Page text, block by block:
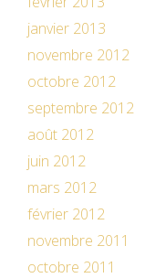
janvier 2013
novembre 2012
octobre 2012
septembre 2012
août 2012
juin 2012
mars 2012
février 2012
novembre 2011
octobre 2011